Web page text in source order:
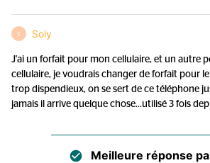
S Soly
J'ai un forfait pour mon cellulaire, et un autre
cellulaire, je voudrais changer de forfait pour
trop dispendieux, on se sert de ce téléphone
jamais il arrive quelque chose...utilisé 3 fois
Meilleure réponse